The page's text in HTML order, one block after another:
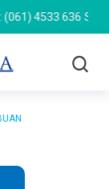
4533 636